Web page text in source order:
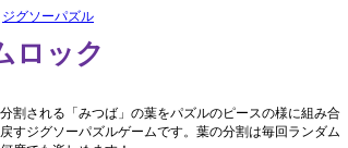
ジグソーパズル
ロック
割される「みつば」の葉をパズルのピースの様に組み合
すジグソーパズルゲームです。葉の分割は毎回ランダム